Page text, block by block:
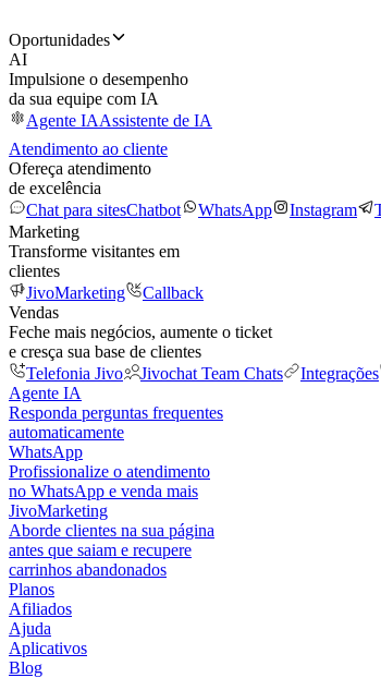
Oportunidades
AI
Impulsione o desempenho
da sua equipe com IA
Agente IAAssistente de IA
Atendimento ao cliente
Ofereça atendimento
de excelência
Chat para sitesChatbot WhatsApp Instagram
Marketing
Transforme visitantes em
clientes
JivoMarketing
Callback
Vendas
Feche mais negócios, aumente o ticket
e cresça sua base de clientes
Telefonia Jivo
Jivochat Team Chats Integrações
Agente IA
Responda perguntas frequentes
automaticamente
WhatsApp
Profissionalize o atendimento
no WhatsApp e venda mais
JivoMarketing
Aborde clientes na sua página
antes que saiam e recupere
carrinhos abandonados
Planos
Afiliados
Ajuda
Aplicativos
Blog